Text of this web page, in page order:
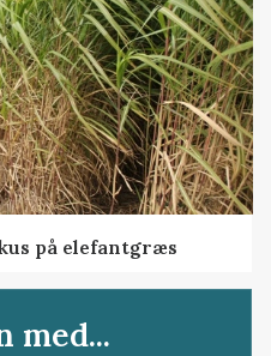
på elefantgræs
med...